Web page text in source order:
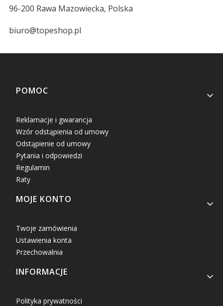
96-200 Rawa Mazowiecka, Polska
biuro@topeshop.pl
Linki w stopce
POMOC
Reklamacje i gwarancja
Wzór odstąpienia od umowy
Odstąpienie od umowy
Pytania i odpowiedzi
Regulamin
Raty
MOJE KONTO
Twoje zamówienia
Ustawienia konta
Przechowalnia
INFORMACJE
Polityka prywatności